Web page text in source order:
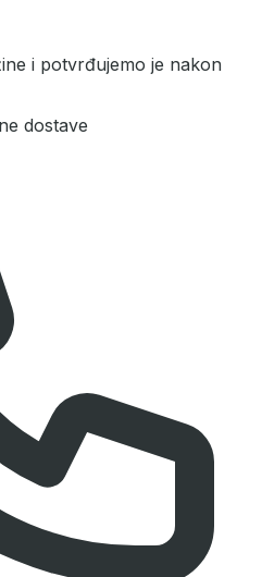
i potvrđujemo je nakon
dostave